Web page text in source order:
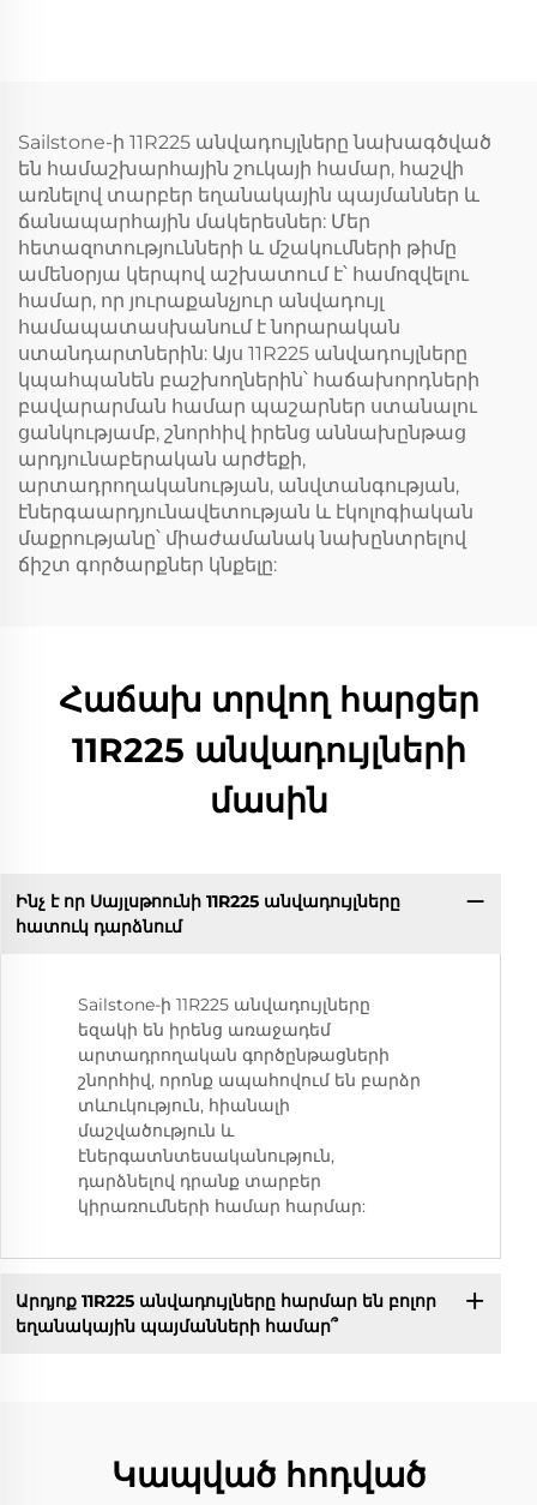
Sailstone-ի 11R225 անվադույլները նախագծված
են համաշխարհային շուկայի համար, հաշվի
առնելով տարբեր եղանակային պայմաններ և
ճանապարհային մակերեսներ: Մեր
հետազոտությունների և մշակումների թիմը
ամենօրյա կերպով աշխատում է՝ համոզվելու
համար, որ յուրաքանչյուր անվադույլ
համապատասխանում է նորարական
ստանդարտներին: Այս 11R225 անվադույլները
կպահպանեն բաշխողներին՝ հաճախորդների
բավարարման համար պաշարներ ստանալու
ցանկությամբ, շնորհիվ իրենց աննախընթաց
արդյունաբերական արժեքի,
արտադրողականության, անվտանգության,
էներգաարդյունավետության և էկոլոգիական
մաքրությանը՝ միաժամանակ նախընտրելով
ճիշտ գործարքներ կնքելը:
Հաճախ տրվող հարցեր
11R225 անվադույլների
մասին
Ինչ է որ Սայլսթոունի 11R225 անվադույլները
հատուկ դարձնում
Sailstone-ի 11R225 անվադույլները
եզակի են իրենց առաջադեմ
արտադրողական գործընթացների
շնորհիվ, որոնք ապահովում են բարձր
տևուկություն, հիանալի
մաշվածություն և
էներգատնտեսականություն,
դարձնելով դրանք տարբեր
կիրառումների համար հարմար:
Արդյոք 11R225 անվադույլները հարմար են բոլոր
եղանակային պայմանների համար՞
Կապված հոդված